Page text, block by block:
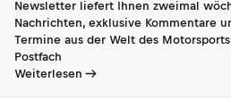
Newsletter liefert Ihnen zweimal
Nachrichten, exklusive Kommentare
Termine aus der Welt des
Postfach
Weiterlesen